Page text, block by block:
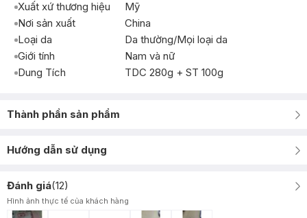
Xuất xứ thương hiệu
Mỹ
Nơi sản xuất
China
Loại da
Da thường/Mọi loại da
Giới tính
Nam và nữ
Dung Tích
TDC 280g + ST 100g
Thành phần sản phẩm
Hướng dẫn sử dụng
Đánh giá(12)
Hình ảnh thực tế của khách hàng